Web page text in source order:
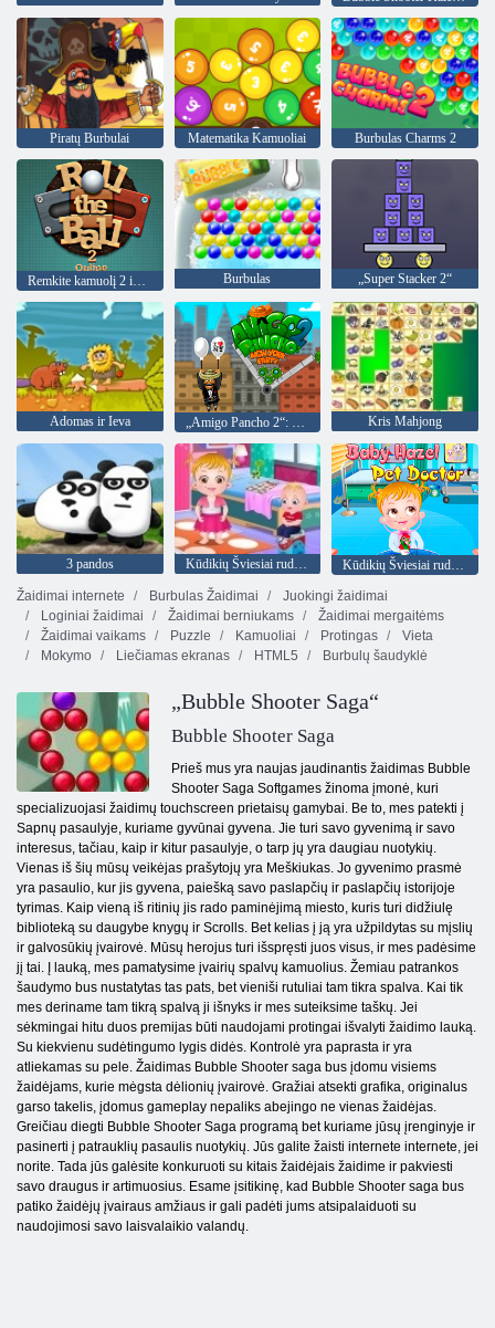
Piratų Burbulai Matematika Kamuoliai Burbulas Charms 2
Burbulas „Super Stacker 2“
Adomas ir Ieva „Amigo Pancho 2“: Niujorko vakarėlis Kris Mahjong
3 pandos Kūdikių Šviesiai ruda: diena darželyje
Kūdikių Šviesiai ruda: Veterinaras
Žaidimai internete
Burbulas Žaidimai
Juokingi žaidimai
Loginiai žaidimai
Žaidimai berniukams
Žaidimai mergaitėms
Žaidimai vaikams
Puzzle Kamuoliai Protingas
Vieta
Mokymo
Liečiamas ekranas HTML5 Burbulų šaudyklė
„Bubble Shooter Saga“
Bubble Shooter Saga
Prieš mus yra naujas jaudinantis žaidimas Bubble
Shooter Saga Softgames žinoma įmonė, kuri
specializuojasi žaidimų touchscreen prietaisų gamybai. Be to, mes patekti į
Sapnų pasaulyje, kuriame gyvūnai gyvena. Jie turi savo gyvenimą ir savo
interesus, tačiau, kaip ir kitur pasaulyje, o tarp jų yra daugiau nuotykių.
Vienas iš šių mūsų veikėjas prašytojų yra Meškiukas. Jo gyvenimo prasmė
yra pasaulio, kur jis gyvena, paiešką savo paslapčių ir paslapčių istorijoje
tyrimas. Kaip vieną iš ritinių jis rado paminėjimą miesto, kuris turi didžiulę
biblioteką su daugybe knygų ir Scrolls. Bet kelias į ją yra užpildytas su mįslių
ir galvosūkių įvairovė. Mūsų herojus turi išspręsti juos visus, ir mes padėsime
jį tai. Į lauką, mes pamatysime įvairių spalvų kamuolius. Žemiau patrankos
šaudymo bus nustatytas tas pats, bet vieniši rutuliai tam tikra spalva. Kai tik
mes deriname tam tikrą spalvą ji išnyks ir mes suteiksime taškų. Jei
sėkmingai hitu duos premijas būti naudojami protingai išvalyti žaidimo lauką.
Su kiekvienu sudėtingumo lygis didės. Kontrolė yra paprasta ir yra
atliekamas su pele. Žaidimas Bubble Shooter saga bus įdomu visiems
žaidėjams, kurie mėgsta dėlionių įvairovė. Gražiai atsekti grafika, originalus
garso takelis, įdomus gameplay nepaliks abejingo ne vienas žaidėjas.
Greičiau diegti Bubble Shooter Saga programą bet kuriame jūsų įrenginyje ir
pasinerti į patrauklių pasaulis nuotykių. Jūs galite žaisti internete internete, jei
norite. Tada jūs galėsite konkuruoti su kitais žaidėjais žaidime ir pakviesti
savo draugus ir artimuosius. Esame įsitikinę, kad Bubble Shooter saga bus
patiko žaidėjų įvairaus amžiaus ir gali padėti jums atsipalaiduoti su
naudojimosi savo laisvalaikio valandų.